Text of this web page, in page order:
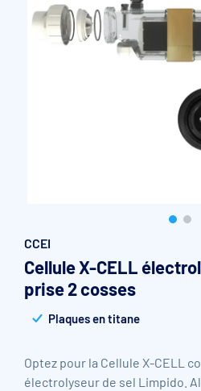
Accessoires et pièces
Pompe de filtration à vitesse
Vannes multivoies filtres à sable
Groupe de filtration sur palette
CCEI
Cellule X-CELL
prise 2 cosses
Plaques en titane
Optez pour la Cellule X-CELL
électrolyseur de sel Limpido.